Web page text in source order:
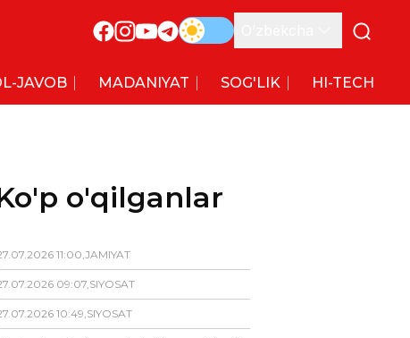
JAVOB MADANIYAT SOG'LIK HI-TECH
o'qilganlar
.07.2026 11:00,JAMIYAT
.07.2026 09:07,SIYOSAT
.07.2026 10:49,SIYOSAT